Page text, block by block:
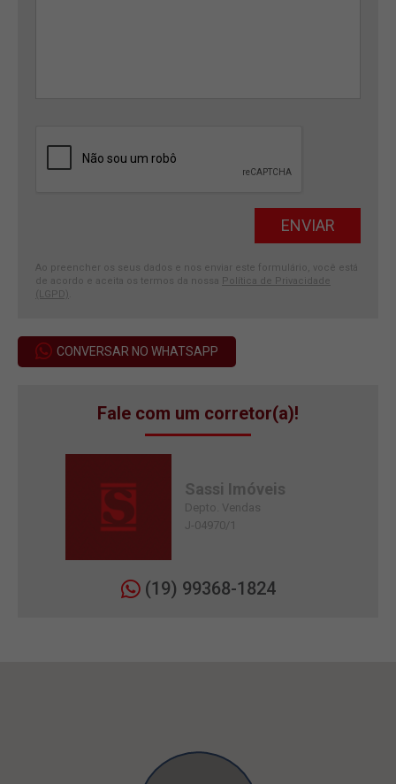
Ao preencher os seus dados e nos enviar este formulário, você está
de acordo e aceita os termos da nossa Política de Privacidade
(LGPD)
CONVERSAR NO WHATSAPP
Fale com um corretor(a)!
Sassi Imóveis
Depto. Vendas
J-04970/1
(19) 99368-1824